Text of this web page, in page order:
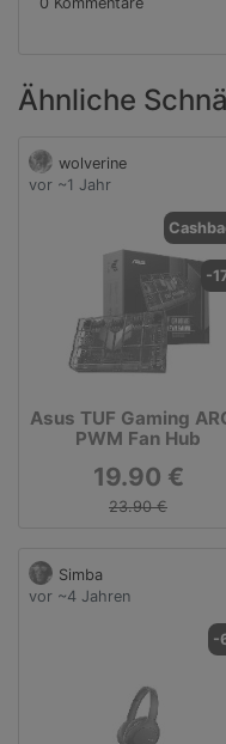
Ähnliche
wolverine
vor ~1 Jahr
-
Asus TUF Gaming
PWM Fan Hub
19.90 €
23.90 €
Simba
vor ~4 Jahren
-